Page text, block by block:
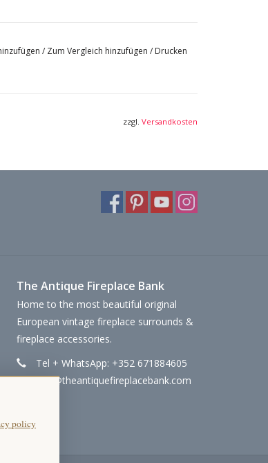
/ Zum Vergleich hinzufügen / Drucken
zzgl. Versandkosten
The Antique Fireplace Bank
Home to the most beautiful original
European vintage fireplace surrounds &
fireplace accessories.
Tel + WhatsApp: +352 671884605
info@theantiquefireplacebank.com
policy